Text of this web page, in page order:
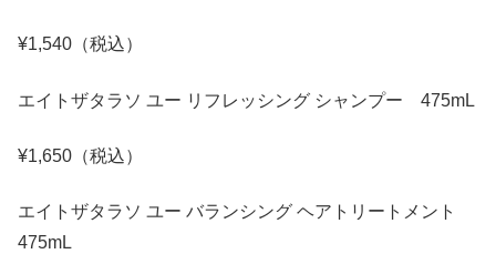
¥1,540（税込）
エイトザタラソ ユー リフレッシング シャンプー 475mL
¥1,650（税込）
エイトザタラソ ユー バランシング ヘアトリートメント
475mL